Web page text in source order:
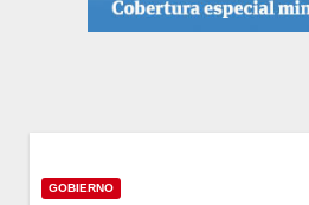
GOBIERNO